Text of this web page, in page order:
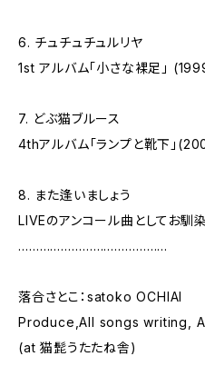
6. チュチュチュルリヤ
1st アルバム「小さな裸足」
7. どぶ猫ブルース
4thアルバム「ランプと靴下」
8. また逢いましょう
LIVEのアンコール曲としてお馴
……………………………………
落合さとこ：satoko OCHIAI
Produce,All songs writing,
(at 猫髭うたたね舎)